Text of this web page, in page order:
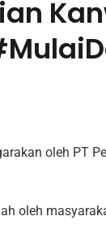
oleh PT
oleh